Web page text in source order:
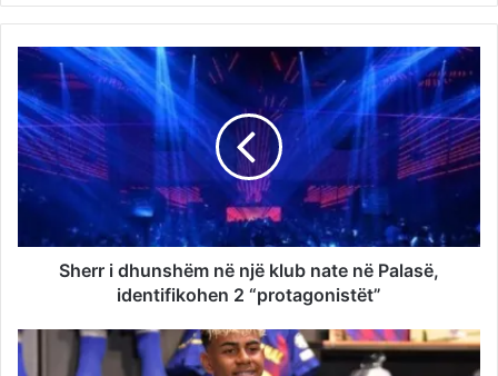
Sherr i dhunshëm në një klub nate në Palasë,
identifikohen 2 “protagonistët”